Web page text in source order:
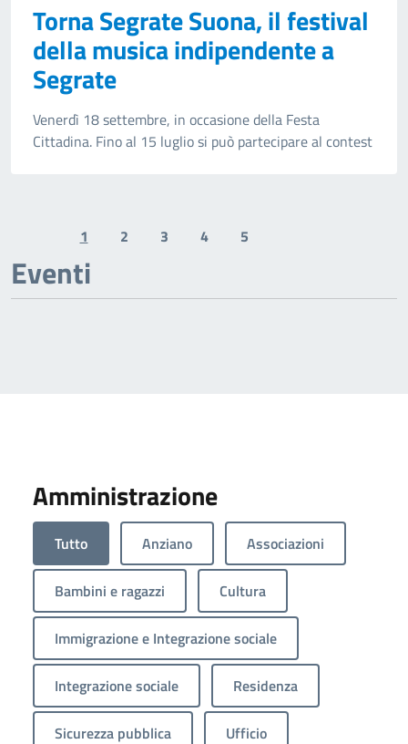
Torna Segrate Suona, il festival
della musica indipendente a
Segrate
Venerdì 18 settembre, in occasione della Festa
Cittadina. Fino al 15 luglio si può partecipare al contest
Previous page
1 2 3 4 5
Eventi
Amministrazione
Tutto Anziano Associazioni
Bambini e ragazzi Cultura
Immigrazione e Integrazione sociale
Integrazione sociale Residenza
Sicurezza pubblica Ufficio